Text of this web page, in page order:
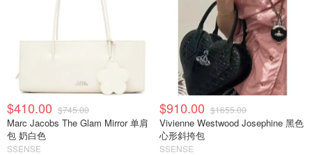
$410.00 $745.00
Marc Jacobs The Glam Mirror 单肩
包 奶白色
SSENSE
$910.00 $1655.00
Vivienne Westwood Josephine 黑色
心形斜挎包
SSENSE